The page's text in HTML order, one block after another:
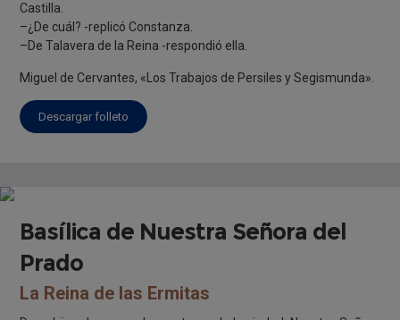
Castilla.
–¿De cuál? -replicó Constanza.
–De Talavera de la Reina -respondió ella.
Miguel de Cervantes, «Los Trabajos de Persiles y Segismunda».
Descargar folleto
Basílica de Nuestra Señora del
Prado
La Reina de las Ermitas